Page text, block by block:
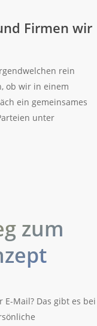
Firmen wir
rein
ob wir in einem
ein gemeinsames
unter
zum
E-Mail? Das gibt es bei